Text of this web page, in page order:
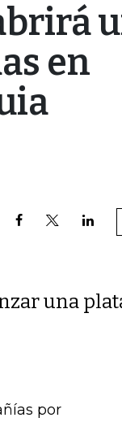
en
una
por